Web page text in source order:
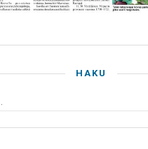
HAKU